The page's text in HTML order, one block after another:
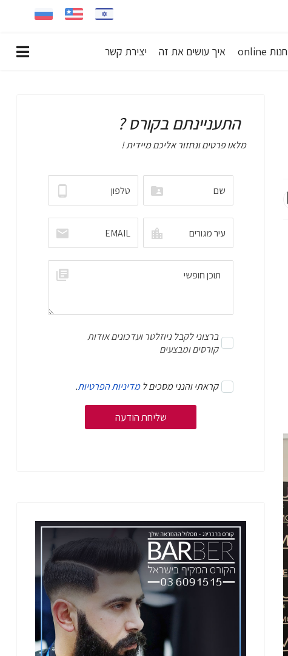
חנות online איך עושים את זה יצירת קשר
התעניינתם בקורס ?
מלאו פרטים ונחזור אליכם מיידית !
ברצוני לקבל ניוזלטר ועדכונים אודות
קורסים ומבצעים
קראתי והנני מסכים למדיניות הפרטיות.